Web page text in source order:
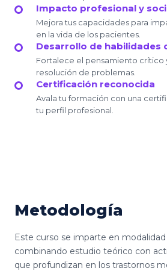
Impacto profesional y
Mejora tus capacidades para
en la vida de los pacientes.
Desarrollo de habilidades
Fortalece el pensamiento crítico
resolución de problemas.
Certificación reconocida
Avala tu formación con una
tu perfil profesional.
Metodología
Este curso se imparte en
combinando estudio teórico con
que profundizan en los trastornos